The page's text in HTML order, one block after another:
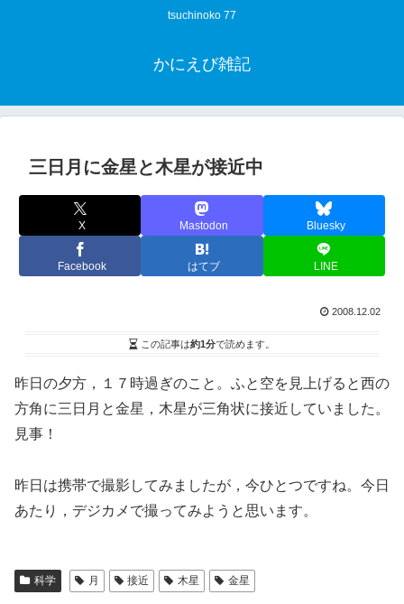
tsuchinoko 77
かにえび雑記
三日月に金星と木星が接近中
X Mastodon Bluesky
Facebook はてブ LINE
2008.12.02
この記事は約1分で読めます。
昨日の夕方，１７時過ぎのこと。ふと空を見上げると西の
方角に三日月と金星，木星が三角状に接近していました。
見事！
昨日は携帯で撮影してみましたが，今ひとつですね。今日
あたり，デジカメで撮ってみようと思います。
科学 月 接近 木星 金星